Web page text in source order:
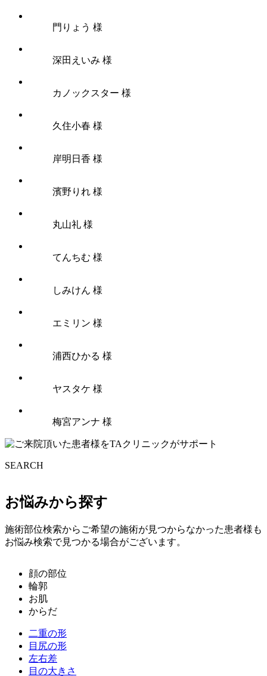
門りょう 様
深田えいみ 様
カノックスター 様
久住小春 様
岸明日香 様
濱野りれ 様
丸山礼 様
てんちむ 様
しみけん 様
エミリン 様
浦西ひかる 様
ヤスタケ 様
梅宮アンナ 様
SEARCH
お悩みから探す
施術部位検索からご希望の施術が見つからなかった患者様も
お悩み検索で見つかる場合がございます。
顔の部位
輪郭
お肌
からだ
二重の形
目尻の形
左右差
目の大きさ